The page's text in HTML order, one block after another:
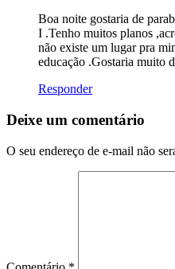
Boa noite gostaria de
I .Tenho muitos planos
não existe um lugar pra
educação .Gostaria muito
Responder
Deixe um comentário
O seu endereço de e-mail não